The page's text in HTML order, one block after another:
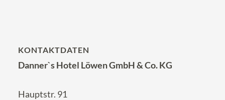
KONTAKTDATEN
Danner`s Hotel Löwen GmbH & Co. KG
Hauptstr. 91